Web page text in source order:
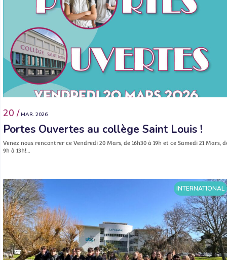
20 / MAR. 2026
Portes Ouvertes au collège Saint Louis !
Venez nous rencontrer ce Vendredi 20 Mars, de 16h30 à 19h et ce Samedi 21 Mars,
9h à 13h!…
INTERNATIONAL